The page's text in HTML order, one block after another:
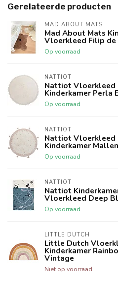
Gerelateerde producten
MAD ABOUT MATS
Mad About Mats
Vloerkleed Filip de
Op voorraad
NATTIOT
Nattiot Vloerkleed
Kinderkamer Perla
Op voorraad
NATTIOT
Nattiot Vloerkleed
Kinderkamer Mallen
Op voorraad
NATTIOT
Nattiot
Vloerkleed Deep
Op voorraad
LITTLE DUTCH
Little Dutch
Kinderkamer
Vintage
Niet op voorraad